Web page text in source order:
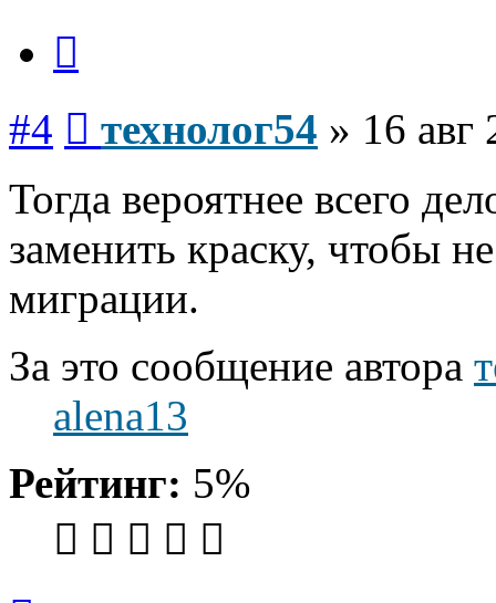
#4 технолог54 » 16 авг
Тогда вероятнее всего
заменить краску, чтобы
миграции.
За это сообщение автора
alena13
Рейтинг: 5%